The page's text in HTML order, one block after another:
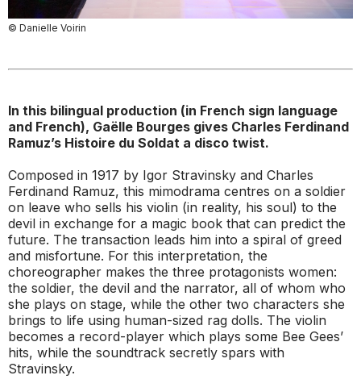
© Danielle Voirin
In this bilingual production (in French sign language
and French), Gaëlle Bourges gives Charles Ferdinand
Ramuz’s Histoire du Soldat a disco twist.
Composed in 1917 by Igor Stravinsky and Charles
Ferdinand Ramuz, this mimodrama centres on a soldier
on leave who sells his violin (in reality, his soul) to the
devil in exchange for a magic book that can predict the
future. The transaction leads him into a spiral of greed
and misfortune. For this interpretation, the
choreographer makes the three protagonists women:
the soldier, the devil and the narrator, all of whom who
she plays on stage, while the other two characters she
brings to life using human-sized rag dolls. The violin
becomes a record-player which plays some Bee Gees’
hits, while the soundtrack secretly spars with
Stravinsky.